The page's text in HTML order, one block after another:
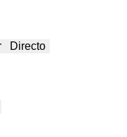
Directo